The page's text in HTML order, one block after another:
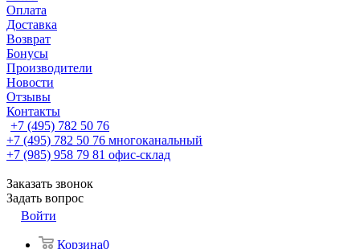
Оплата
Доставка
Возврат
Бонусы
Производители
Новости
Отзывы
Контакты
+7 (495) 782 50 76
+7 (495) 782 50 76 многоканальный
+7 (985) 958 79 81 офис-склад
Заказать звонок
Задать вопрос
Войти
Корзина0